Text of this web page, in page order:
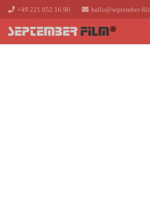
+49 221 952 16 90 hallo@september-